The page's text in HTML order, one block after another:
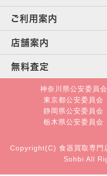
マイセン
ヘレンド
ウェッジウッド
ミントン
ロイヤルコペンハーゲン
ロイヤルクラウンダービ
ご利用案内
査定方法
買取方法
店頭買取
宅配・郵送買取
店舗案内
会社概要
店舗案内
無料査定
直接メール査定
オンライン査定
神奈川県公安委員
東京都公安委員
静岡県公安委員
栃木県公安委員
Copyright(C) 食器買取専門
Sohbi All